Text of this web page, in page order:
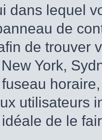
dans lequel
de
de trouver
York,
utilisateurs
idéale de le